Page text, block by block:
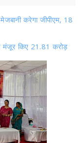
मेजबानी करेगा जीपीएम, 18
मंजूर किए 21.81 करोड़